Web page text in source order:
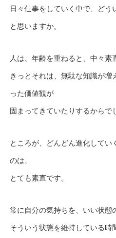
日々仕事をしていく中で、どう
と思いますか。
人は、年齢を重ねると、中々素
きっとそれは、無駄な知識が増
った価値観が
固まってきていたりするからで
ところが、どんどん進化してい
のは、
とても素直です。
常に自分の気持ちを、いい状態
そういう状態を維持している時